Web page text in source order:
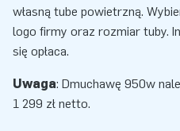
własną tube powietrzną.
logo firmy oraz rozmiar tuby.
się opłaca.
Uwaga: Dmuchawę 950w
1 299 zł netto.